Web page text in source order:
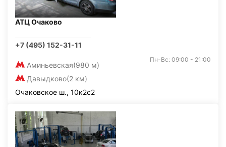
АТЦ Очаково
+7 (495) 152-31-11
Аминьевская(980 м)
Давыдково(2 км)
Пн-Вс: 09:00 - 21:00
Очаковское ш., 10к2с2